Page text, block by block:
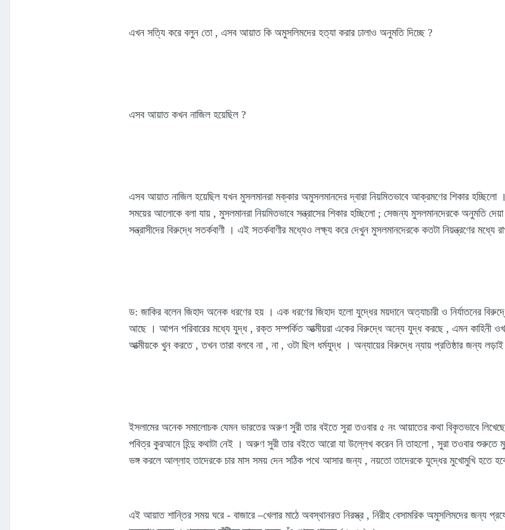
এখন সত্যি করে বলুন তো , এসব আয়াত কি অমুসলিমদের হত্যা করার ঢালাও অনুমতি দিচ্ছে ?
এসব আয়াত কখন নাজিল হয়েছিল ?
এসব আয়াত নাজিল হয়েছিল যখন মুসলমানরা মক্কার অমুসলমানদের দ্বারা নিয়মিতভাবে আক্রমণের শিকার হচ্ছিলো
সময়ের আলোকে বলা যায় , মুসলমানরা নিয়মিতভাবে সন্ত্রাসের শিকার হচ্ছিলো ; সেজন্য মুসলমানদেরকে অনুমতি
সন্ত্রাসীদের বিরুদ্ধে সতর্কবাণী । এই সতর্কবাণীর মধ্যেও লক্ষ্য করে দেখুন মুসলমানদেরকে কতটা নিয়ন্ত্রণের মধ্যে
ড: জাকির বলেন জিহাদ অনেক ধরণের হয় । এক ধরণের জিহাদ হলো যুদ্ধের ময়দানে অত্যাচারী ও নির্যাতনের
আছে । আপন পরিবারের মধ্যে যুদ্ধ , রক্ত সম্পর্কিত আত্মীয়রা একের বিরুদ্ধে অন্যে যুদ্ধ করছে , এমন কাহিনী
আত্মীয়কে খুন করতে , তখন তারা বলবে না , না , ওটা ছিল ধর্মযুদ্ধ । অন্যায়ের বিরুদ্ধে ন্যায় প্রতিষ্ঠার জন্য
ইসলামের অনেক সমালোচক যেমন ভারতের অরুণ সুরী তার বইতে সুরা তওবার ৫ নং আয়াতের কথা বিকৃতভাবে
পবিত্র কুরআনে হিন্দু কথাটা নেই । অরুণ সুরী তার বইতে আরো যা উল্লেখ করেন নি তাহলো , সুরা তওবার শুরুতে
ভঙ্গ করলে আল্লাহ তাদেরকে চার মাস সময় দেন সঠিক পথে আসার জন্য , নয়তো তাদেরকে যুদ্ধের মুখোমুখি হতে
এই আয়াত শান্তির সময় ঘরে - বাজারে –খেলার মাঠে অবস্থানরত নিরস্ত্র , নিরীহ বেসামরিক অমুসলিমদের জন্য